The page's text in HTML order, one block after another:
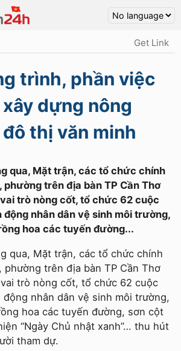
Get Link
trình, phần việc
dựng nông
thị văn minh
qua, Mặt trận, các tổ chức chính
trên địa bàn TP Cần Thơ
trò nòng cốt, tổ chức 62 cuộc
nhân dân vệ sinh môi trường,
hoa các tuyến đường...
qua, Mặt trận, các tổ chức chính
trên địa bàn TP Cần Thơ
trò nòng cốt, tổ chức 62 cuộc
nhân dân vệ sinh môi trường,
hoa các tuyến đường, sơn cột
“Ngày Chủ nhật xanh”… thu hút
tham dự.